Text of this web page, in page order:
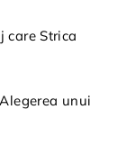
care Strica
unui